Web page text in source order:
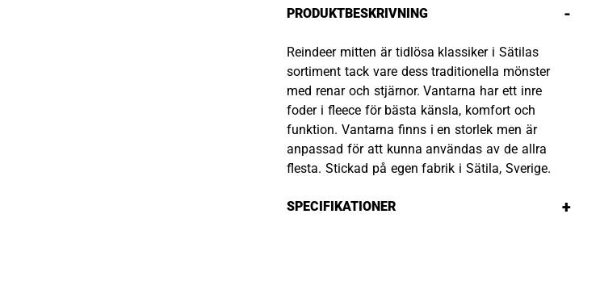
PRODUKTBESKRIVNING -
Reindeer mitten är tidlösa klassiker i Sätilas
sortiment tack vare dess traditionella mönster
med renar och stjärnor. Vantarna har ett inre
foder i fleece för bästa känsla, komfort och
funktion. Vantarna finns i en storlek men är
anpassad för att kunna användas av de allra
flesta. Stickad på egen fabrik i Sätila, Sverige.
SPECIFIKATIONER +